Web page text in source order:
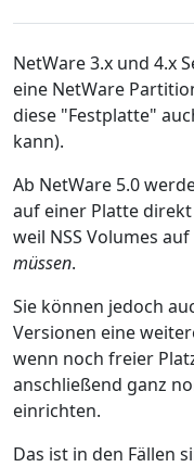
NetWare 3.x und 4.x
eine NetWare
diese "Festplatte"
kann).
Ab NetWare 5.0
auf einer Platte
weil NSS Volumes
müssen.
Sie können jedoch
Versionen eine
wenn noch freier
anschließend ganz
einrichten.
Das ist in den Fällen